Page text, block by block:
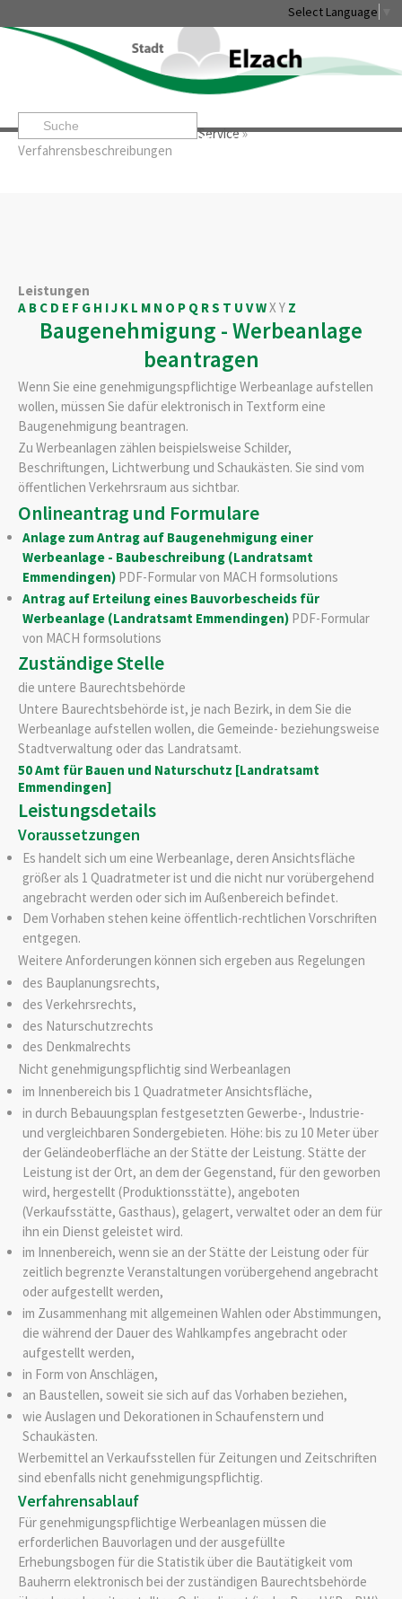
Select Language
Startseite» »Service»
Verfahrensbeschreibungen
Leben & Erleben Rathaus & Service
Leistungen
A B C D E F G H IJ K L M N O P Q RS T U VWXY Z
Baugenehmigung - Werbeanlage
beantragen
Wenn Sie eine genehmigungspflichtige Werbeanlage aufstellen
wollen, müssen Sie dafür elektronisch in Textform eine
Baugenehmigung beantragen.
Zu Werbeanlagen zählen beispielsweise Schilder,
Beschriftungen, Lichtwerbung und Schaukästen. Sie sind vom
öffentlichen Verkehrsraum aus sichtbar.
Onlineantrag und Formulare
Anlage zum Antrag auf Baugenehmigung einer
Werbeanlage - Baubeschreibung (Landratsamt
Emmendingen) PDF-Formular von MACH formsolutions
Antrag auf Erteilung eines Bauvorbescheids für
Werbeanlage (Landratsamt Emmendingen) PDF-Formular
von MACH formsolutions
Zuständige Stelle
die untere Baurechtsbehörde
Untere Baurechtsbehörde ist, je nach Bezirk, in dem Sie die
Werbeanlage aufstellen wollen, die Gemeinde- beziehungsweise
Stadtverwaltung oder das Landratsamt.
50 Amt für Bauen und Naturschutz [Landratsamt
Emmendingen]
Leistungsdetails
Voraussetzungen
Es handelt sich um eine Werbeanlage, deren Ansichtsfläche
größer als 1 Quadratmeter ist und die nicht nur vorübergehend
angebracht werden oder sich im Außenbereich befindet.
Dem Vorhaben stehen keine öffentlich-rechtlichen Vorschriften
entgegen.
Weitere Anforderungen können sich ergeben aus Regelungen
des Bauplanungsrechts,
des Verkehrsrechts,
des Naturschutzrechts
des Denkmalrechts
Nicht genehmigungspflichtig sind Werbeanlagen
im Innenbereich bis 1 Quadratmeter Ansichtsfläche,
in durch Bebauungsplan festgesetzten Gewerbe-, Industrie-
und vergleichbaren Sondergebieten. Höhe: bis zu 10 Meter über
der Geländeoberfläche an der Stätte der Leistung. Stätte der
Leistung ist der Ort, an dem der Gegenstand, für den geworben
wird, hergestellt (Produktionsstätte), angeboten
(Verkaufsstätte, Gasthaus), gelagert, verwaltet oder an dem für
ihn ein Dienst geleistet wird.
im Innenbereich, wenn sie an der Stätte der Leistung oder für
zeitlich begrenzte Veranstaltungen vorübergehend angebracht
oder aufgestellt werden,
im Zusammenhang mit allgemeinen Wahlen oder Abstimmungen,
die während der Dauer des Wahlkampfes angebracht oder
aufgestellt werden,
in Form von Anschlägen,
an Baustellen, soweit sie sich auf das Vorhaben beziehen,
wie Auslagen und Dekorationen in Schaufenstern und
Schaukästen.
Werbemittel an Verkaufsstellen für Zeitungen und Zeitschriften
sind ebenfalls nicht genehmigungspflichtig.
Verfahrensablauf
Für genehmigungspflichtige Werbeanlagen müssen die
erforderlichen Bauvorlagen und der ausgefüllte
Erhebungsbogen für die Statistik über die Bautätigkeit vom
Bauherrn elektronisch bei der zuständigen Baurechtsbehörde